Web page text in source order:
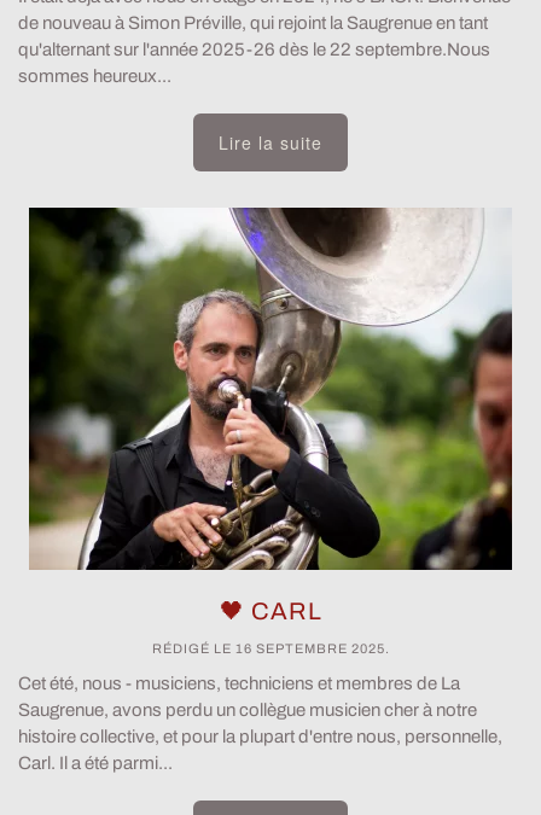
de nouveau à Simon Préville, qui rejoint la Saugrenue en tant
qu'alternant sur l'année 2025-26 dès le 22 septembre.Nous
sommes heureux...
Lire la suite
🖤 CARL
RÉDIGÉ LE 16 SEPTEMBRE 2025
Cet été, nous - musiciens, techniciens et membres de La
Saugrenue, avons perdu un collègue musicien cher à notre
histoire collective, et pour la plupart d'entre nous, personnelle,
Carl. Il a été parmi...